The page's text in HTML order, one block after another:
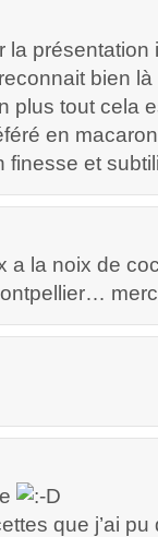
la présentation
bien
plus tout cela
en
finesse et
a la noix de
que j’ai